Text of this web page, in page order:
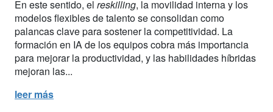
En este sentido, el reskilling, la movilidad interna y los
modelos flexibles de talento se consolidan como
palancas clave para sostener la competitividad. La
formación en IA de los equipos cobra más importancia
para mejorar la productividad, y las habilidades híbridas
mejoran las...
leer más